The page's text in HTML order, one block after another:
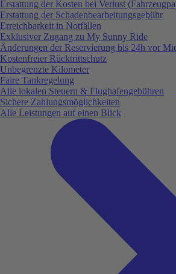
Erstattung der Kosten bei Verlust
Erstattung der Schadenbearbeitungsgebühr
Erreichbarkeit in Notfällen
Exklusiver Zugang zu My Sunny Ride
Änderungen der Reservierung bis 24h vor
Kostenfreier Rücktrittschutz
Unbegrenzte Kilometer
Faire Tankregelung
Alle lokalen Steuern & Flughafengebühren
Sichere Zahlungsmöglichkeiten
Alle Leistungen auf einen Blick